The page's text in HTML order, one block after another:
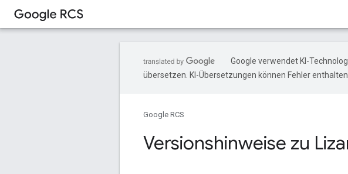
Google verwendet KI-
übersetzen. KI-Übersetzungen können Fehler enthalten.
Google RCS
Versionshinweise zu